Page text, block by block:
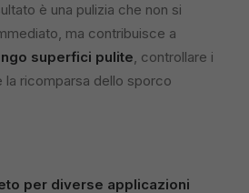
è una pulizia che non si
ma contribuisce a
superfici pulite, controllare i
la ricomparsa dello sporco
per diverse applicazioni